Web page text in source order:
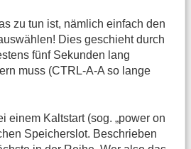
zu tun ist, nämlich einfach den
Dies geschieht durch
fünf Sekunden lang
muss (CTRL-A-A so lange
einem Kaltstart (sog. „power on
Speicherslot. Beschrieben